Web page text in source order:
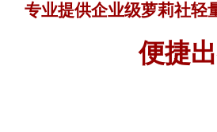
专业提供企业级萝莉社轻
便捷